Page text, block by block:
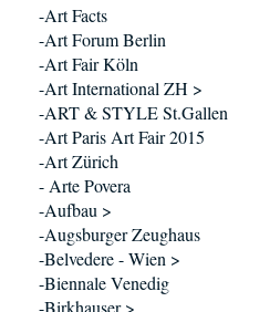
-Art Facts
-Art Forum Berlin
-Art Fair Köln
-Art International ZH >
-ART & STYLE St.Gallen
-Art Paris Art Fair 2015
-Art Zürich
- Arte Povera
-Aufbau >
-Augsburger Zeughaus
-Belvedere - Wien >
-Biennale Venedig
-Birkhauser >